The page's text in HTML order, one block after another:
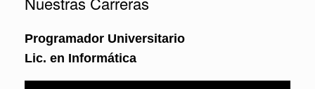
Programador Universitario
Lic. en Informática